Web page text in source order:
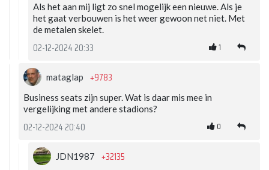
Als het aan mij ligt zo snel mogelijk een nieuwe. Als je
het gaat verbouwen is het weer gewoon net niet. Met
de metalen skelet.
02-12-2024 20:33 1
mataglap +9783
Business seats zijn super. Wat is daar mis mee in
vergelijking met andere stadions?
02-12-2024 20:40 0
JDN1987 +32135